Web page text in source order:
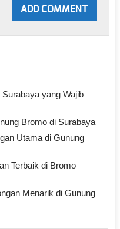
yang Wajib
Bromo di Surabaya
Utama di Gunung
Terbaik di Bromo
Menarik di Gunung